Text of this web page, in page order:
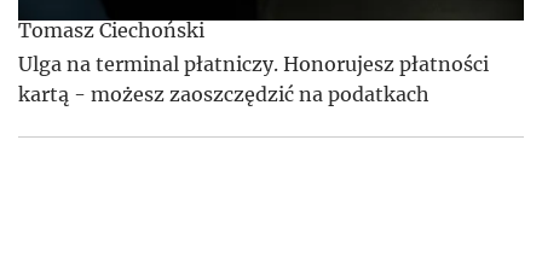
Tomasz Ciechoński
Ulga na terminal płatniczy. Honorujesz płatności
kartą - możesz zaoszczędzić na podatkach